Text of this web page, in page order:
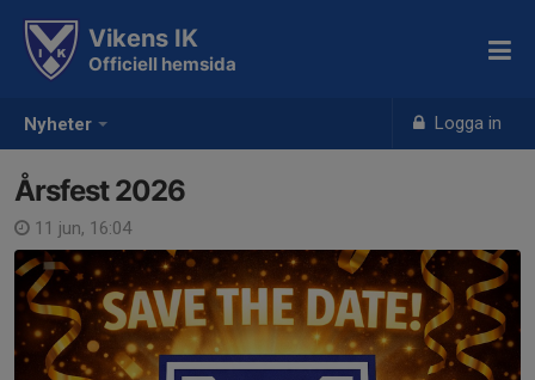
Nyheter Logga in
Vikens IK
Officiell hemsida
Årsfest 2026
11 jun, 16:04